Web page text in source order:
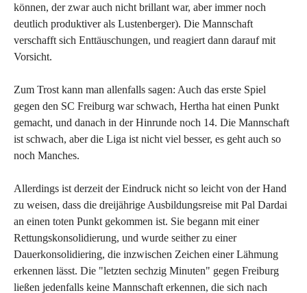
können, der zwar auch nicht brillant war, aber immer noch
deutlich produktiver als Lustenberger). Die Mannschaft
verschafft sich Enttäuschungen, und reagiert dann darauf mit
Vorsicht.
Zum Trost kann man allenfalls sagen: Auch das erste Spiel
gegen den SC Freiburg war schwach, Hertha hat einen Punkt
gemacht, und danach in der Hinrunde noch 14. Die Mannschaft
ist schwach, aber die Liga ist nicht viel besser, es geht auch so
noch Manches.
Allerdings ist derzeit der Eindruck nicht so leicht von der Hand
zu weisen, dass die dreijährige Ausbildungsreise mit Pal Dardai
an einen toten Punkt gekommen ist. Sie begann mit einer
Rettungskonsolidierung, und wurde seither zu einer
Dauerkonsolidiering, die inzwischen Zeichen einer Lähmung
erkennen lässt. Die "letzten sechzig Minuten" gegen Freiburg
ließen jedenfalls keine Mannschaft erkennen, die sich nach